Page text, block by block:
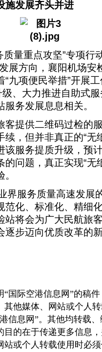
发展齐头并进
量重点攻坚”专项行
展方向，襄阳机场安
“九项便民举措”开展
级、大力推进自助式
务发展息息相关。
提供二维码过检的
续，但并非真正的“无
该服务提质升级，预
问题，真正实现“无
服务质量高速发展
范化、标准化、精细
站将会为广大民航旅
逐步迈向优质改革的
际空港信息网”的稿件
其他媒体、网站或个人
信息网”。其他均转载
目的在于传递更多信息
站或个人转载使用时必